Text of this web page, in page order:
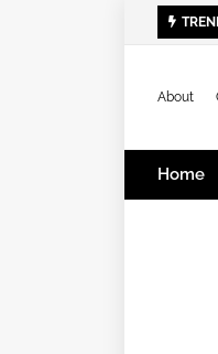
About
Home